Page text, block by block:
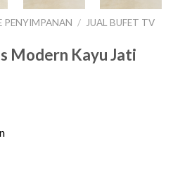
PENYIMPANAN / JUAL BUFET TV
Modern Kayu Jati